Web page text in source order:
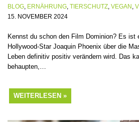
BLOG ERNÄHRUNG TIERSCHUTZ VEGAN
15. NOVEMBER 2024
Kennst du schon den Film Dominion? Es ist
Hollywood-Star Joaquin Phoenix über die
Leben definitiv positiv verändern wird. Das
behaupten,…
WEITERLESEN »